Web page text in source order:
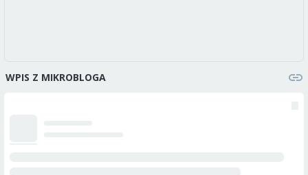
WPIS Z MIKROBLOGA